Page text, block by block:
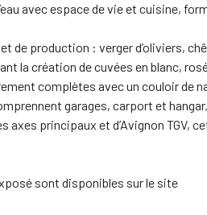
avec espace de vie et cuisine,
production : verger d’oliviers,
la création de cuvées en blanc,
complètes avec un couloir de
garages, carport et hangar.
axes principaux et d’Avignon
sont disponibles sur le site